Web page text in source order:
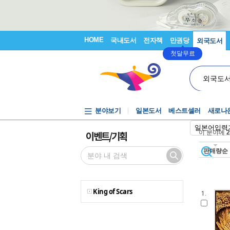
HOME 국내도서 전자책 만권당
첫달무료
외국도서
외국도
일본어입력
분야보기 일본도서 베스트셀러 새로나
이벤트/기획
King of Scars
이 분야에 2
판매량순
1.